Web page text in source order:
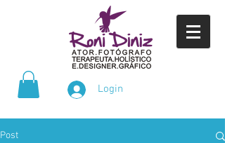
Login
Post